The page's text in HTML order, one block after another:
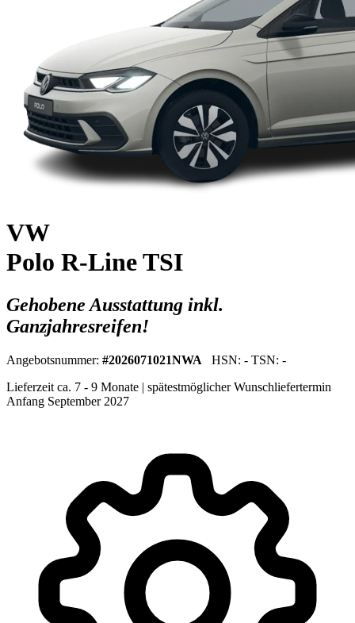
VW
Polo R-Line TSI
Gehobene Ausstattung inkl.
Ganzjahresreifen!
Angebotsnummer: #2026071021NWA HSN: - TSN: -
Lieferzeit ca. 7 - 9 Monate | spätestmöglicher Wunschliefertermin
Anfang September 2027